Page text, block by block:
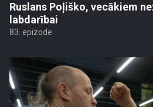
Ruslans Poļiško, vecākiem
labdarībai
83. epizode